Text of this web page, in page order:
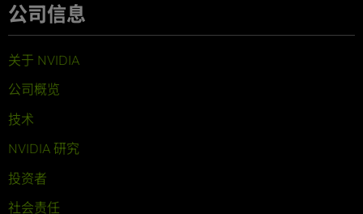
公司信息
关于 NVIDIA
公司概览
技术
NVIDIA 研究
投资者
社会责任